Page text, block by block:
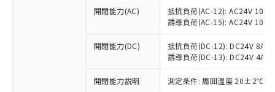
開閉能力(AC)
抵抗負荷(AC-12): AC24V 10A/
誘導負荷(AC-15): AC24V
開閉能力(DC)
抵抗負荷(DC-12): DC24V 8A/
誘導負荷(DC-13): DC24V 4A/
開閉能力説明 測定条件: 周囲温度 20±2℃、
以下の条件をお読みいただき、同意のうえ
本サービスは、当社制御機器事業取扱
商品の当社在庫状況および標準価格
(税抜)を提供させていただくもので
対応予定なし：EU RoHS指令（10物質）の
非含有に非対応の商品で、対応品を出す予
調査・確認中：EU RoHS指令（10物質）の
非含有の対応状況を調査中または確認中の
非該当品：ライセンス料など無形物で、有
「○」：最大均質材料含有率が中国RoHSの